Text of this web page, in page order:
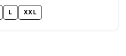
L XXL